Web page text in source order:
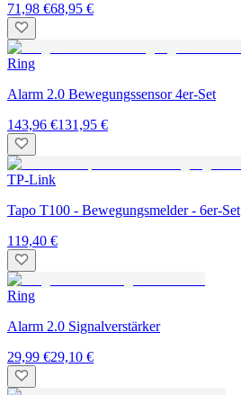
71,98 €68,95 €
Ring
Alarm 2.0 Bewegungssensor 4er-Set
143,96 €131,95 €
TP-Link
Tapo T100 - Bewegungsmelder - 6er-Set
119,40 €
Ring
Alarm 2.0 Signalverstärker
29,99 €29,10 €